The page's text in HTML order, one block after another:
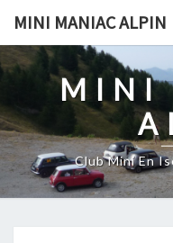
content
MINI MANIAC ALPIN
MINI
Club Mini En